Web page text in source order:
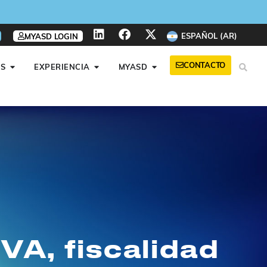
MYASD LOGIN ESPAÑOL (AR)
EXPERIENCIA MYASD CONTACTO
fiscalidad